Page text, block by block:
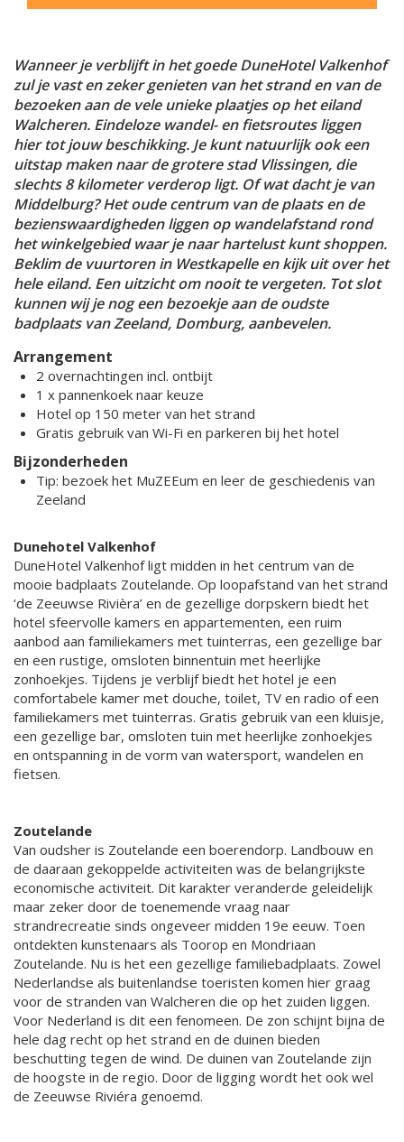
Wanneer je verblijft in het goede DuneHotel Valkenhof
zul je vast en zeker genieten van het strand en van de
bezoeken aan de vele unieke plaatjes op het eiland
Walcheren. Eindeloze wandel- en fietsroutes liggen
hier tot jouw beschikking. Je kunt natuurlijk ook een
uitstap maken naar de grotere stad Vlissingen, die
slechts 8 kilometer verderop ligt. Of wat dacht je van
Middelburg? Het oude centrum van de plaats en de
bezienswaardigheden liggen op wandelafstand rond
het winkelgebied waar je naar hartelust kunt shoppen.
Beklim de vuurtoren in Westkapelle en kijk uit over het
hele eiland. Een uitzicht om nooit te vergeten. Tot slot
kunnen wij je nog een bezoekje aan de oudste
badplaats van Zeeland, Domburg, aanbevelen.
Arrangement
2 overnachtingen incl. ontbijt
1 x pannenkoek naar keuze
Hotel op 150 meter van het strand
Gratis gebruik van Wi-Fi en parkeren bij het hotel
Bijzonderheden
Tip: bezoek het MuZEEum en leer de geschiedenis van
Zeeland
Dunehotel Valkenhof
DuneHotel Valkenhof ligt midden in het centrum van de
mooie badplaats Zoutelande. Op loopafstand van het strand
‘de Zeeuwse Rivièra’ en de gezellige dorpskern biedt het
hotel sfeervolle kamers en appartementen, een ruim
aanbod aan familiekamers met tuinterras, een gezellige bar
en een rustige, omsloten binnentuin met heerlijke
zonhoekjes. Tijdens je verblijf biedt het hotel je een
comfortabele kamer met douche, toilet, TV en radio of een
familiekamers met tuinterras. Gratis gebruik van een kluisje,
een gezellige bar, omsloten tuin met heerlijke zonhoekjes
en ontspanning in de vorm van watersport, wandelen en
fietsen.
Zoutelande
Van oudsher is Zoutelande een boerendorp. Landbouw en
de daaraan gekoppelde activiteiten was de belangrijkste
economische activiteit. Dit karakter veranderde geleidelijk
maar zeker door de toenemende vraag naar
strandrecreatie sinds ongeveer midden 19e eeuw. Toen
ontdekten kunstenaars als Toorop en Mondriaan
Zoutelande. Nu is het een gezellige familiebadplaats. Zowel
Nederlandse als buitenlandse toeristen komen hier graag
voor de stranden van Walcheren die op het zuiden liggen.
Voor Nederland is dit een fenomeen. De zon schijnt bijna de
hele dag recht op het strand en de duinen bieden
beschutting tegen de wind. De duinen van Zoutelande zijn
de hoogste in de regio. Door de ligging wordt het ook wel
de Zeeuwse Riviéra genoemd.